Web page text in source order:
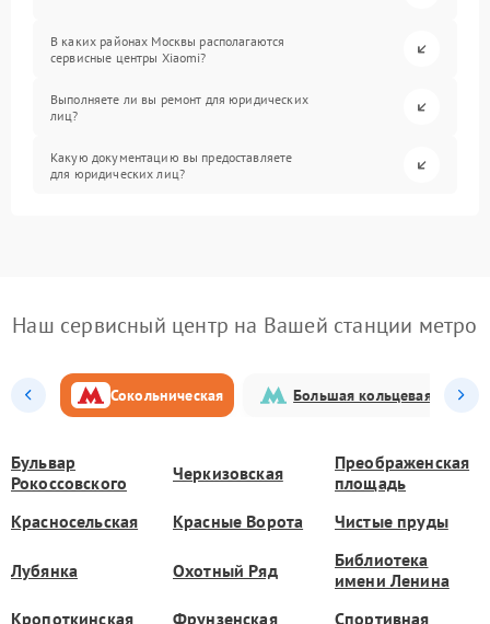
В каких районах Москвы располагаются
сервисные центры Xiaomi?
Выполняете ли вы ремонт для юридических
лиц?
Какую документацию вы предоставляете
для юридических лиц?
Наш сервисный центр на Вашей станции метро
Сокольническая Большая кольцевая
Бульвар
Рокоссовского
Черкизовская
Преображенская
площадь
Красносельская
Красные Ворота Чистые пруды
Лубянка Охотный Ряд
Библиотека
имени Ленина
Кропоткинская
Фрунзенская Спортивная